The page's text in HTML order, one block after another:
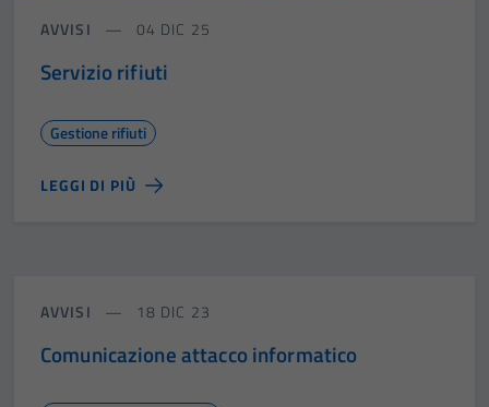
AVVISI 04 DIC 25
Servizio rifiuti
Gestione rifiuti
LEGGI DI PIÙ
AVVISI 18 DIC 23
Comunicazione attacco informatico